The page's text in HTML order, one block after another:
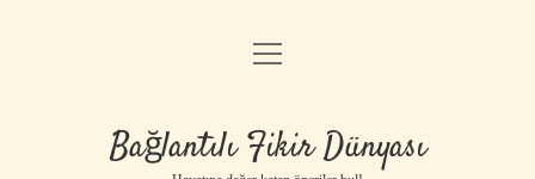
Anasayfa
menüyü
Bağlantılı Fikir Dünyası